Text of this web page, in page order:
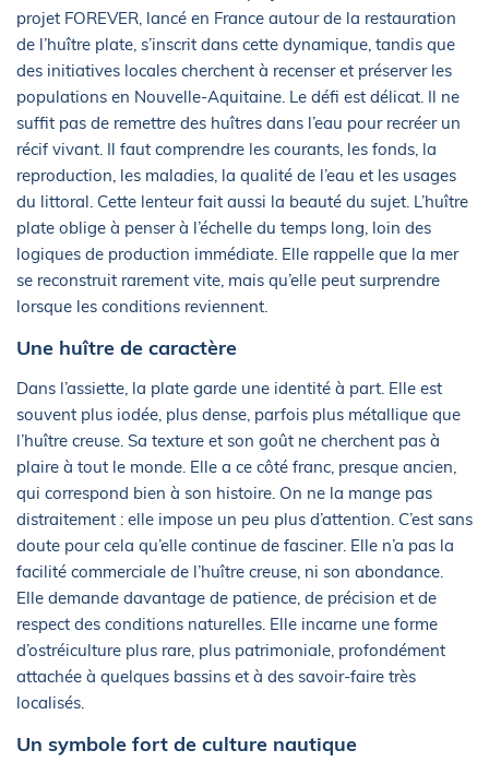
projet FOREVER, lancé en France autour de la restauration
de l’huître plate, s’inscrit dans cette dynamique, tandis que
des initiatives locales cherchent à recenser et préserver les
populations en Nouvelle-Aquitaine. Le défi est délicat. Il ne
suffit pas de remettre des huîtres dans l’eau pour recréer un
récif vivant. Il faut comprendre les courants, les fonds, la
reproduction, les maladies, la qualité de l’eau et les usages
du littoral. Cette lenteur fait aussi la beauté du sujet. L’huître
plate oblige à penser à l’échelle du temps long, loin des
logiques de production immédiate. Elle rappelle que la mer
se reconstruit rarement vite, mais qu’elle peut surprendre
lorsque les conditions reviennent.
Une huître de caractère
Dans l’assiette, la plate garde une identité à part. Elle est
souvent plus iodée, plus dense, parfois plus métallique que
l’huître creuse. Sa texture et son goût ne cherchent pas à
plaire à tout le monde. Elle a ce côté franc, presque ancien,
qui correspond bien à son histoire. On ne la mange pas
distraitement : elle impose un peu plus d’attention. C’est sans
doute pour cela qu’elle continue de fasciner. Elle n’a pas la
facilité commerciale de l’huître creuse, ni son abondance.
Elle demande davantage de patience, de précision et de
respect des conditions naturelles. Elle incarne une forme
d’ostréiculture plus rare, plus patrimoniale, profondément
attachée à quelques bassins et à des savoir-faire très
localisés.
Un symbole fort de culture nautique